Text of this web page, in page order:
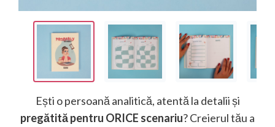
Ești o persoană analitică, atentă la detalii și
pregătită pentru ORICE scenariu? Creierul tău a